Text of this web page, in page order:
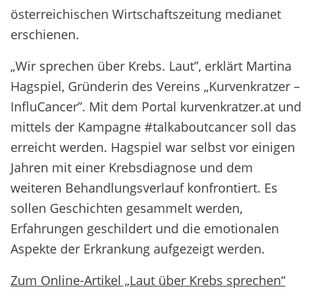
österreichischen Wirtschaftszeitung medianet
erschienen.
„Wir sprechen über Krebs. Laut”, erklärt Martina
Hagspiel, Gründerin des Vereins „Kurvenkratzer –
InfluCancer”. Mit dem Portal kurvenkratzer.at und
mittels der Kampagne #talkaboutcancer soll das
erreicht werden. Hagspiel war selbst vor einigen
Jahren mit einer Krebsdiagnose und dem
weiteren Behandlungsverlauf konfrontiert. Es
sollen Geschichten gesammelt werden,
Erfahrungen geschildert und die emotionalen
Aspekte der Erkrankung aufgezeigt werden.
Zum Online-Artikel „Laut über Krebs sprechen“